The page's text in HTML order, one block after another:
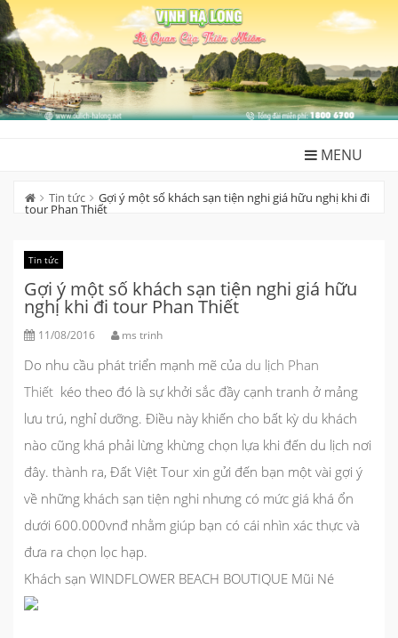
Skip
to
content
MENU
Tin tức Gợi ý một số khách sạn tiện nghi giá hữu nghị khi đi
tour Phan Thiết
Tin tức
Gợi ý một số khách sạn tiện nghi giá hữu
nghị khi đi tour Phan Thiết
11/08/2016 ms trinh
Do nhu cầu phát triển mạnh mẽ của du lịch Phan
Thiết kéo theo đó là sự khởi sắc đầy cạnh tranh ở mảng
lưu trú, nghỉ dưỡng. Điều này khiến cho bất kỳ du khách
nào cũng khá phải lừng khừng chọn lựa khi đến du lịch nơi
đây. thành ra, Đất Việt Tour xin gửi đến bạn một vài gợi ý
về những khách sạn tiện nghi nhưng có mức giá khá ổn
dưới 600.000vnđ nhằm giúp bạn có cái nhìn xác thực và
đưa ra chọn lọc hạp.
Khách sạn WINDFLOWER BEACH BOUTIQUE Mũi Né